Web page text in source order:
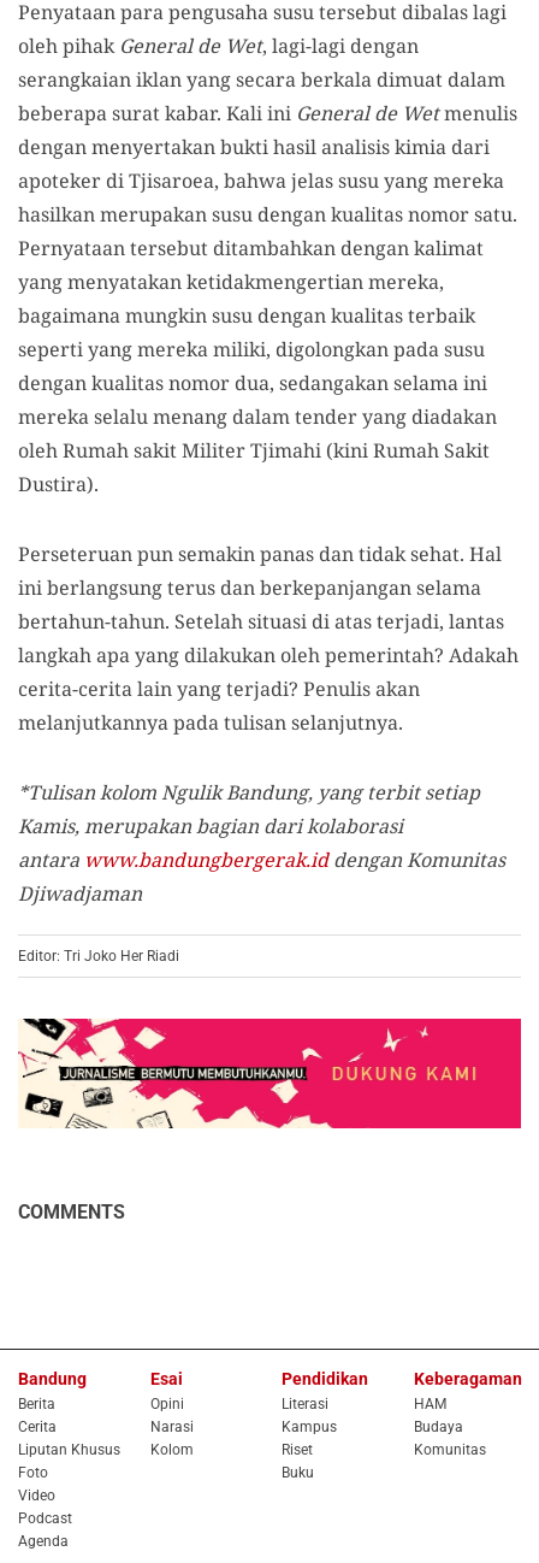
Penyataan para pengusaha susu tersebut dibalas lagi
oleh pihak General de Wet, lagi-lagi dengan
serangkaian iklan yang secara berkala dimuat dalam
beberapa surat kabar. Kali ini General de Wetmenulis
dengan menyertakan bukti hasil analisis kimia dari
apoteker di Tjisaroea, bahwa jelas susu yang mereka
hasilkan merupakan susu dengan kualitas nomor satu.
Pernyataan tersebut ditambahkan dengan kalimat
yang menyatakan ketidakmengertian mereka,
bagaimana mungkin susu dengan kualitas terbaik
seperti yang mereka miliki, digolongkan pada susu
dengan kualitas nomor dua, sedangakan selama ini
mereka selalu menang dalam tender yang diadakan
oleh Rumah sakit Militer Tjimahi (kini Rumah Sakit
Dustira).
Perseteruan pun semakin panas dan tidak sehat. Hal
ini berlangsung terus dan berkepanjangan selama
bertahun-tahun. Setelah situasi di atas terjadi, lantas
langkah apa yang dilakukan oleh pemerintah? Adakah
cerita-cerita lain yang terjadi? Penulis akan
melanjutkannya pada tulisan selanjutnya.
*Tulisan kolom Ngulik Bandung, yang terbit setiap
Kamis, merupakan bagian dari kolaborasi
antara www.bandungbergerak.iddengan Komunitas
Djiwadjaman
Editor: Tri Joko Her Riadi
COMMENTS
Bandung
Berita
Cerita
Liputan Khusus
Foto
Video
Podcast
Agenda
Esai
Opini
Narasi
Kolom
Pendidikan
Literasi
Kampus
Riset
Buku
Keberagaman
HAM
Budaya
Komunitas